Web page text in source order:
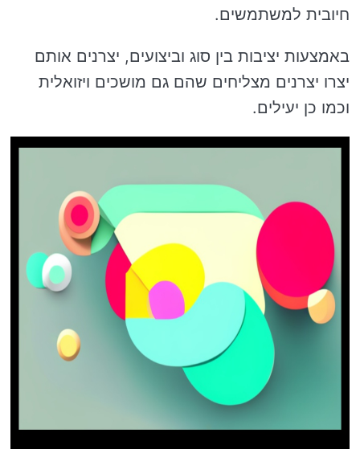
חיובית למשתמשים.
באמצעות יציבות בין סוג וביצועים, יצרנים אותם
יצרו יצרנים מצליחים שהם גם מושכים ויזואלית
וכמו כן יעילים.